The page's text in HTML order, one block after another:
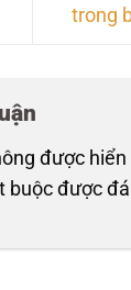
trong
được
buộc được